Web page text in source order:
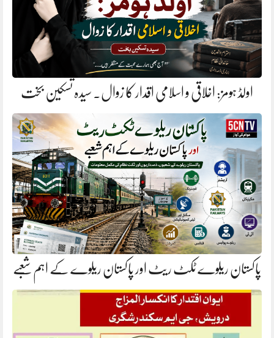
اولڈ ہومز: اخلاقی و اسلامی اقدار کا زوال. سیدہ تسکین بخت
پاکستان ریلوے ٹکٹ ریٹ اور پاکستان ریلوے کے اہم شعبے